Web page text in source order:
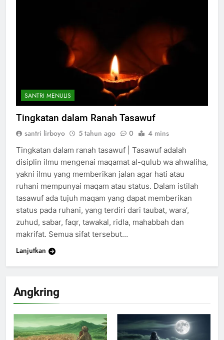
Angkring
200
201
SANTRI MENULIS
Tingkatan dalam Ranah Tasawuf
santri lirboyo 5 tahun ago 0 4 mins
Tingkatan dalam ranah tasawuf | Tasawuf adalah
disiplin ilmu mengenai maqamat al-qulub wa ahwaliha,
yakni ilmu yang memberikan jalan agar hati atau
ruhani mempunyai maqam atau status. Dalam istilah
tasawuf ada tujuh maqam yang dapat memberikan
status pada ruhani, yang terdiri dari taubat, wara’,
zuhud, sabar, faqr, tawakal, ridla, mahabbah dan
makrifat. Semua sifat tersebut…
Lanjutkan